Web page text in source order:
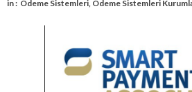
in : Ödeme Sistemleri, Ödeme Sistemleri